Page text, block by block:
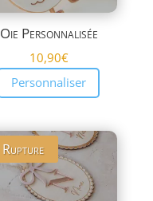
Oie Personnalisée
10,90€
Personnaliser
Rupture